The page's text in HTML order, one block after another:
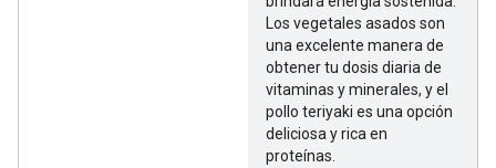
Los vegetales asados son
una excelente manera de
obtener tu dosis diaria de
vitaminas y minerales, y el
pollo teriyaki es una opción
deliciosa y rica en
proteínas.